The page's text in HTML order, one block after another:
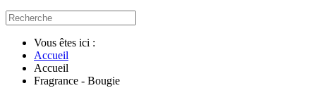
Vous êtes ici :
Accueil
Accueil
Fragrance - Bougie